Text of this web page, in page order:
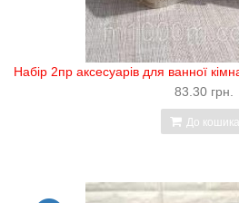
Набір 2пр аксесуарів для ванної
83.30 грн.
До кошика